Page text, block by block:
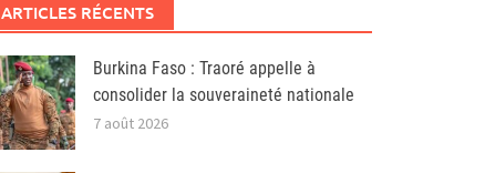
ARTICLES RÉCENTS
Burkina Faso : Traoré appelle à
consolider la souveraineté nationale
7 août 2026